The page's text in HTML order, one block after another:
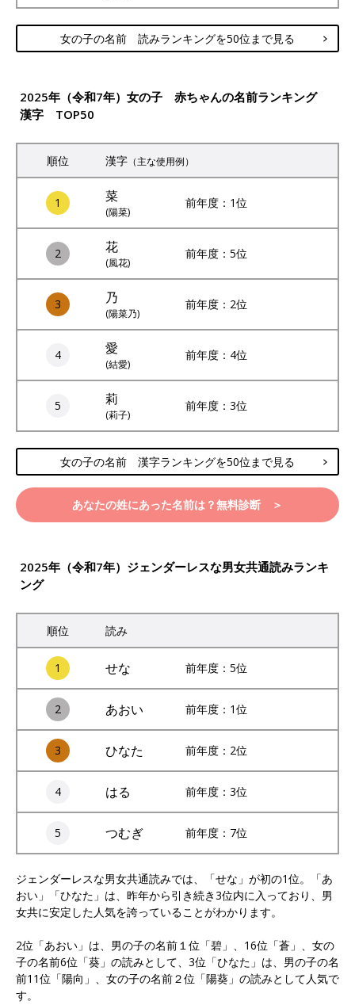
女の子の名前 読みランキングを50位まで見る
2025年（令和7年）女の子 赤ちゃんの名前ランキング
漢字 TOP50
順位 漢字 （主な使用例）
1 菜
(陽菜)
前年度：1位
2 花
(風花)
前年度：5位
3 乃
(陽菜乃)
前年度：2位
4 愛
(結愛)
前年度：4位
5 莉
(莉子)
前年度：3位
女の子の名前 漢字ランキングを50位まで見る
あなたの姓にあった名前は？無料診断 ＞
2025年（令和7年）ジェンダーレスな男女共通読みランキ
ング
順位 読み
1 せな 前年度：5位
2 あおい 前年度：1位
3 ひなた 前年度：2位
4 はる 前年度：3位
5 つむぎ 前年度：7位
ジェンダーレスな男女共通読みでは、「せな」が初の1位。「あ
おい」「ひなた」は、昨年から引き続き3位内に入っており、男
女共に安定した人気を誇っていることがわかります。
2位「あおい」は、男の子の名前１位「碧」、16位「蒼」、女の
子の名前6位「葵」の読みとして、3位「ひなた」は、男の子の名
前11位「陽向」、女の子の名前２位「陽葵」の読みとして人気で
す。